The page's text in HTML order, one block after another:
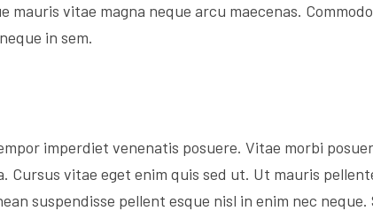
mauris vitae magna neque arcu maecenas.
in sem.
imperdiet venenatis posuere. Vitae morbi
Cursus vitae eget enim quis sed ut. Ut mauris
suspendisse pellent esque nisl in enim nec